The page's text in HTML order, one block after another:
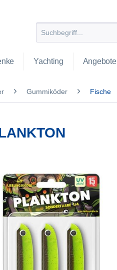
Yachting Angebote
Gummiköder Fische